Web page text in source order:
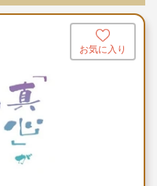
お気に入り